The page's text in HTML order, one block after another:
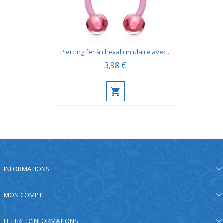
Piercing fer à cheval circulaire avec...
3,98 €
INFORMATIONS
MON COMPTE
LETTRE D'INFORMATIONS